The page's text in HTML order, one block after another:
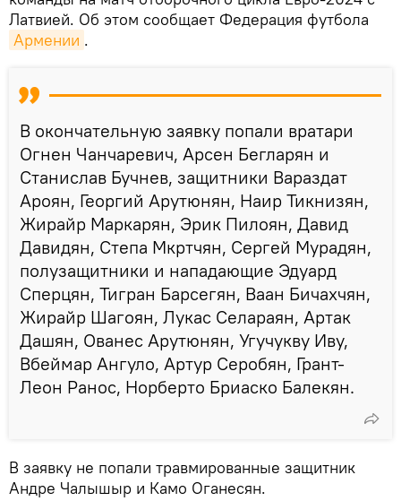
Латвией. Об этом сообщает Федерация футбола
Армении .
В окончательную заявку попали вратари
Огнен Чанчаревич, Арсен Бегларян и
Станислав Бучнев, защитники Вараздат
Ароян, Георгий Арутюнян, Наир Тикнизян,
Жирайр Маркарян, Эрик Пилоян, Давид
Давидян, Степа Мкртчян, Сергей Мурадян,
полузащитники и нападающие Эдуард
Сперцян, Тигран Барсегян, Ваан Бичахчян,
Жирайр Шагоян, Лукас Селараян, Артак
Дашян, Ованес Арутюнян, Угучукву Иву,
Вбеймар Ангуло, Артур Серобян, Грант-
Леон Ранос, Норберто Бриаско Балекян.
В заявку не попали травмированные защитник
Андре Чалышыр и Камо Оганесян.